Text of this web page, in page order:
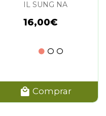
IL SUNG NA
16,00€
Comprar